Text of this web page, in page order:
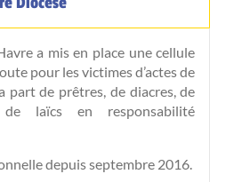
a mis en place une cellule
pour les victimes d’actes de
part de prêtres, de diacres, de
laïcs en responsabilité
depuis septembre 2016.